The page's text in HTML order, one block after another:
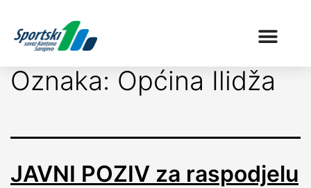
Oznaka: Općina Ilidža
JAVNI POZIV za raspodjelu